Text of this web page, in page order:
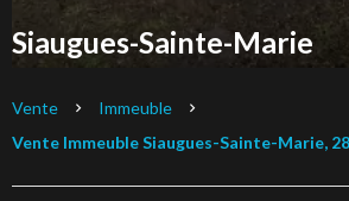
Siaugues-Sainte-Marie
Vente
Immeuble
Vente Immeuble Siaugues-Sainte-Marie,